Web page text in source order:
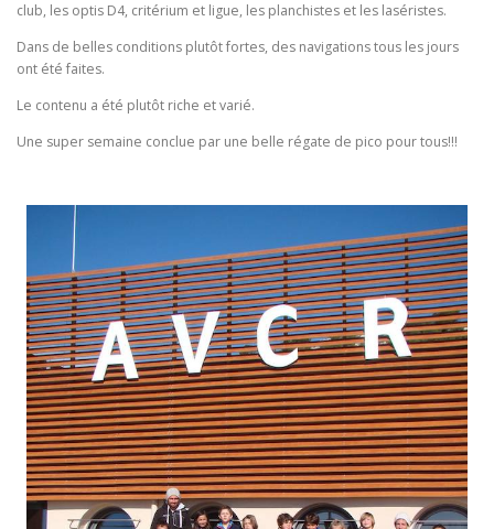
PLANNING DES COURS REVUES DE PRESSE
club, les optis D4, critérium et ligue, les planchistes et les laséristes.
Dans de belles conditions plutôt fortes, des navigations tous les jours
ont été faites.
Le contenu a été plutôt riche et varié.
Une super semaine conclue par une belle régate de pico pour tous!!!